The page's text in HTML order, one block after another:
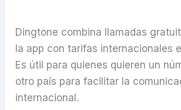
Dingtone combina llamadas
la app con tarifas internacionales
Es útil para quienes quieren un
otro país para facilitar la
internacional.